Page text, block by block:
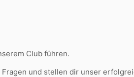
Club führen.
und stellen dir unser